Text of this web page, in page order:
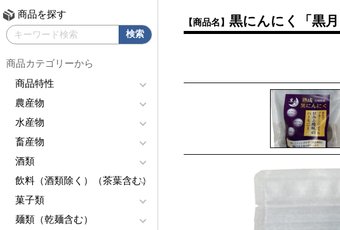
商品を探す
商品カテゴリーから
商品特性
農産物
水産物
畜産物
酒類
飲料（酒類除く）（茶葉含む）
菓子類
麺類（乾麺含む）
【商品名】 黒にんにく「黒